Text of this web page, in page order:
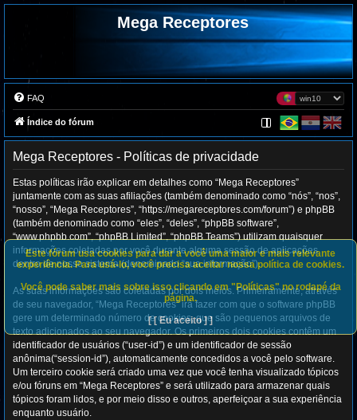
Mega Receptores
FAQ
Índice do fórum
Mega Receptores - Políticas de privacidade
Estas políticas irão explicar em detalhes como “Mega Receptores”
juntamente com as suas afiliações (também denominado como “nós”, “nos”,
“nosso”, “Mega Receptores”, “https://megareceptores.com/forum”) e phpBB
(também denominado como “eles”, “deles”, “phpBB software”,
“www.phpbb.com”, “phpBB Limited”, “phpBB Teams”) utilizam quaisquer
informações coletadas por você durante alguma sessão de aplicações
dentro de nosso sistema (denominado “sua informação”).
As suas informações são coletadas por dois meios. Primeiramente, através
de seu navegador, “Mega Receptores” irá fazer com que o software phpBB
gere um determinado número de cookies, que são pequenos arquivos de
texto adicionados ao seu navegador. Os primeiros dois cookies contêm um
identificador de usuários (“user-id”) e um identificador de sessão
anônima(“session-id”), automaticamente concedidos a você pelo software.
Um terceiro cookie será criado uma vez que você tenha visualizado tópicos
e/ou fóruns em “Mega Receptores” e será utilizado para armazenar quais
tópicos foram lidos, e por meio disso e outros, aperfeiçoar a sua experiência
enquanto usuário.
Este fórum usa cookies para dar a você uma maior e mais relevante
experiência. Para usá-lo, você precisa aceitar nossa política de cookies.
Você pode saber mais sobre isso clicando em "Políticas" no rodapé da
página.
[ [ Eu aceito ] ]